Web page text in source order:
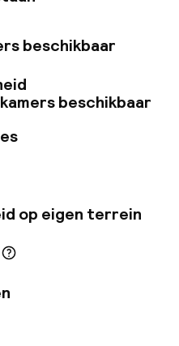
ontspannen in de
in het Cult
door groen.
beschikbaar
beschikbaar
op eigen terrein